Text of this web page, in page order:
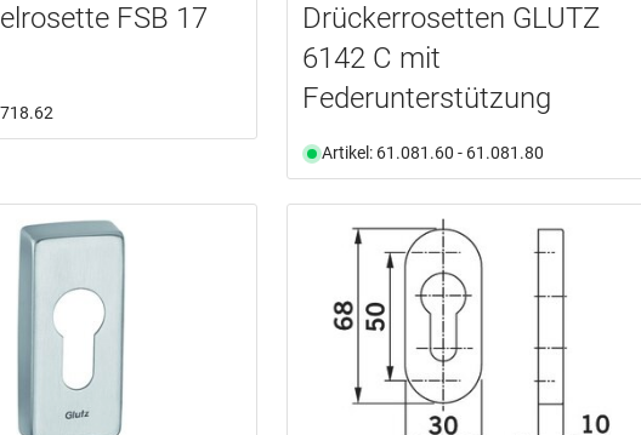
FSB 17
Drückerrosetten GLUTZ
6142 C mit
Federunterstützung
Artikel: 61.081.60 - 61.081.80